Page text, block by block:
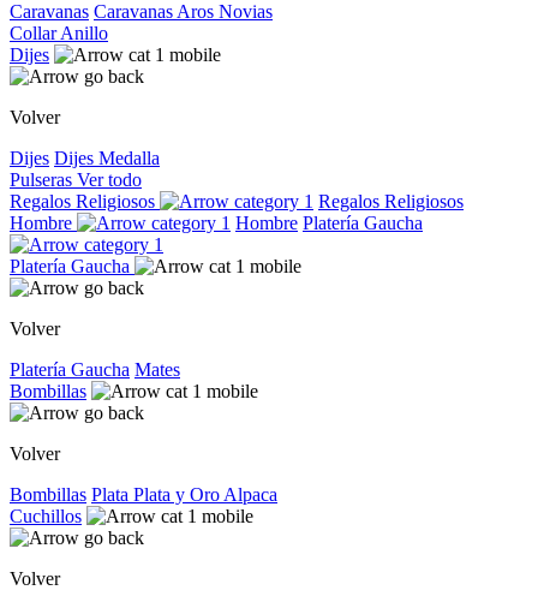
Caravanas Caravanas Aros Novias
CollarAnillo
Dijes
Volver
Dijes Dijes Medalla
Pulseras Ver todo
Regalos Religiosos
Regalos Religiosos
Hombre
Hombre Platería Gaucha
Platería Gaucha
Volver
Platería Gaucha Mates
Bombillas
Volver
Bombillas Plata Plata y Oro Alpaca
Cuchillos
Volver